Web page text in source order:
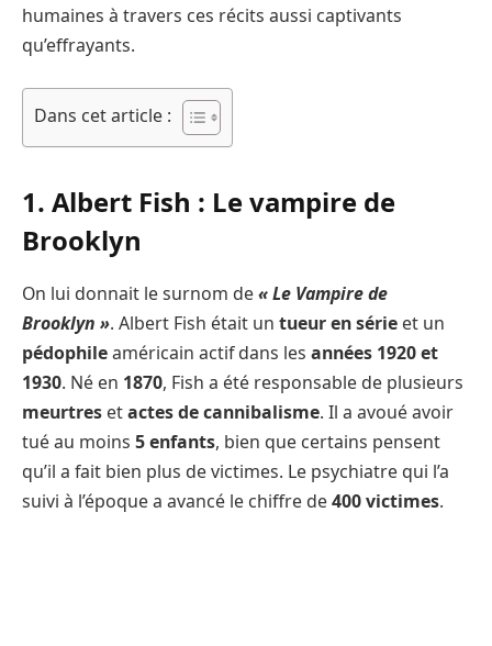
humaines à travers ces récits aussi captivants
qu’effrayants.
Dans cet article :
1. Albert Fish : Le vampire de
Brooklyn
On lui donnait le surnom de« Le Vampire de
Brooklyn ». Albert Fish était un tueur en série et un
pédophileaméricain actif dans les années 1920 et
1930. Né en 1870, Fish a été responsable de plusieurs
meurtres etactes de cannibalisme. Il a avoué avoir
tué au moins 5 enfants, bien que certains pensent
qu’il a fait bien plus de victimes. Le psychiatre qui l’a
suivi à l’époque a avancé le chiffre de400 victimes.